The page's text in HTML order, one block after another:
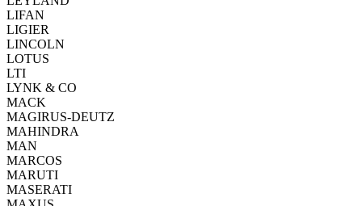
LIFAN
LIGIER
LINCOLN
LOTUS
LTI
LYNK & CO
MACK
MAGIRUS-DEUTZ
MAHINDRA
MAN
MARCOS
MARUTI
MASERATI